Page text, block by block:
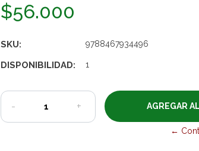
$56.000
SKU: 9788467934496
DISPONIBILIDAD: 1
- +
←